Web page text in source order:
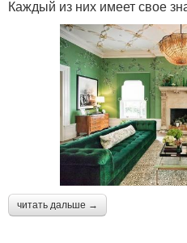
Каждый из них имеет свое
читать дальше →